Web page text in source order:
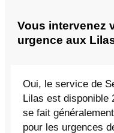
Vous intervenez
urgence aux
Oui, le service de
Lilas est disponible
se fait
pour les urgences